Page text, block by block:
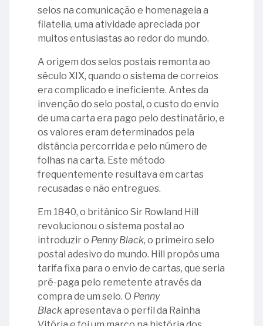
da
União
-
Ministro
Homero
Santos
17
-
Miguel
Archanjo
Galvão
24
-
135
anos
da
promulgação
da
Primeira
Constituição
Republicana
Brasileira
19
-
Ministro
Brochado
da
Rocha
25
-
Primeira
Constituição
Brasileira
da
Criatividade
e
Inovação
27
-
A
carta
de
renúncia
de
Serzedello
Corrêa
-
Ministro
Bento
Bugarin
30
-
-
Dia
Mundial
da
Língua
Portuguesa
06
-
Ministro
Guido
Mondin
18
-
Internacional
Museus
26
-
Ministro
nomeada
para
o
cargo
de
Procuradora
do
Ministério
Público
junto
ao
Tribunal
de
Contas
União
(MPTCU)
07
-
Manuel
Alves
Branco
-
Aniversário
de
lançamento
da
pedra
fundamental
da
atual
sede
do
TCU
Ministro
Luciano
Brandão
06
-
Lei
Brasileira
de
01
-
do
Selo
08
-
Ministro
Henrique
de
La
Rocque
08
-
Ministro
Pedro
Teixeira
Soares
23
selos na comunicação e homenageia a
filatelia, uma atividade apreciada por
muitos entusiastas ao redor do mundo.
A origem dos selos postais remonta ao
século XIX, quando o sistema de correios
era complicado e ineficiente. Antes da
invenção do selo postal, o custo do envio
de uma carta era pago pelo destinatário, e
os valores eram determinados pela
distância percorrida e pelo número de
folhas na carta. Este método
frequentemente resultava em cartas
recusadas e não entregues.
Em 1840, o britânico Sir Rowland Hill
revolucionou o sistema postal ao
introduzir o Penny Black, o primeiro selo
postal adesivo do mundo. Hill propôs uma
tarifa fixa para o envio de cartas, que seria
pré-paga pelo remetente através da
compra de um selo. O Penny
Blackapresentava o perfil da Rainha